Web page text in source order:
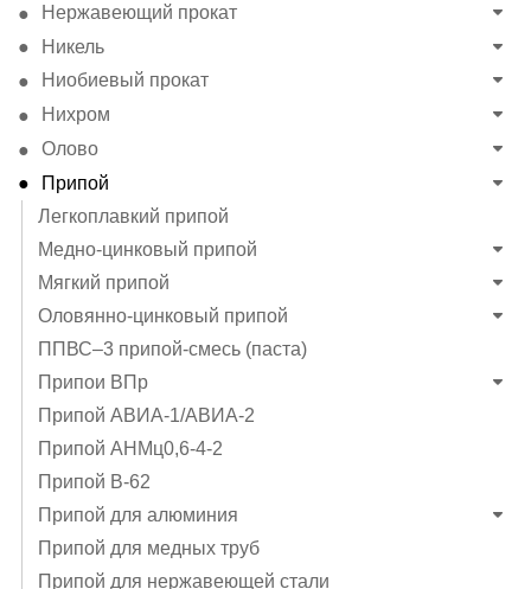
Нержавеющий прокат
Никель
Ниобиевый прокат
Нихром
Олово
Припой
Легкоплавкий припой
Медно-цинковый припой
Мягкий припой
Оловянно-цинковый припой
ППВС–3 припой-смесь (паста)
Припои ВПр
Припой АВИА-1/АВИА-2
Припой АНМц0,6-4-2
Припой В-62
Припой для алюминия
Припой для медных труб
Припой для нержавеющей стали